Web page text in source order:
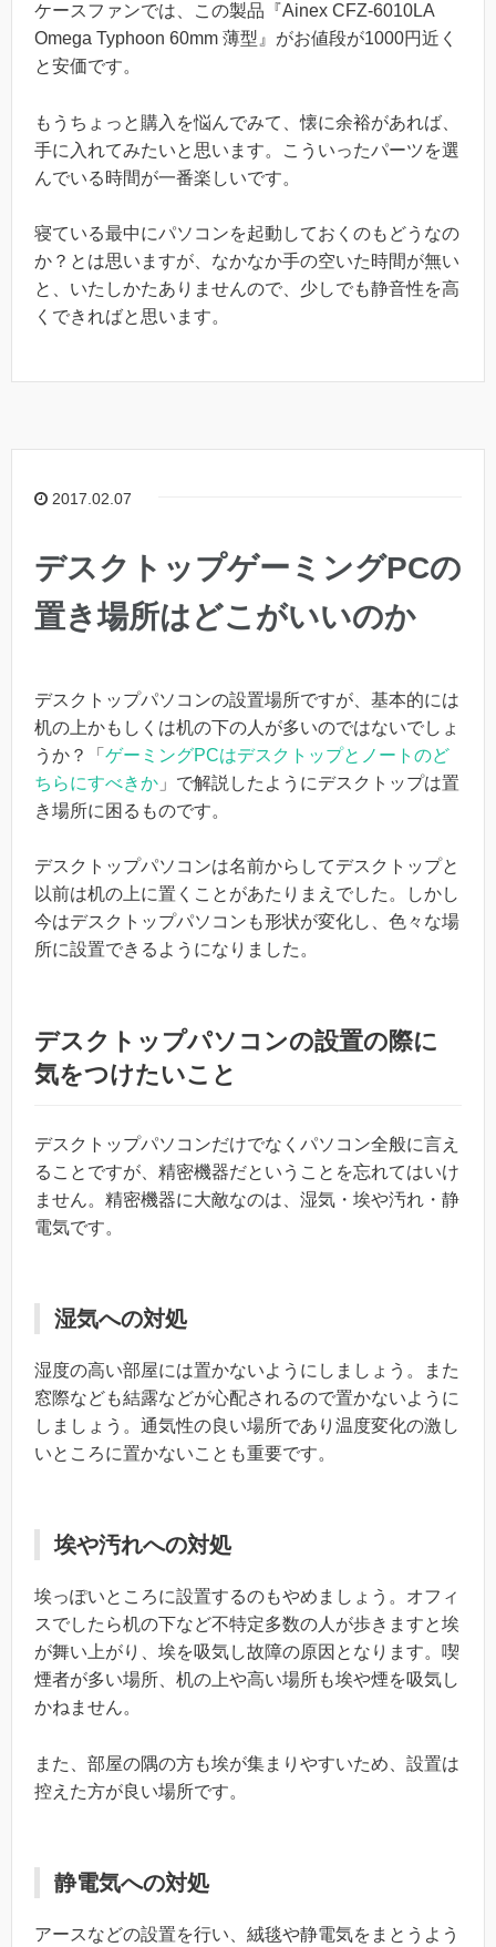
ケースファンでは、この製品『Ainex CFZ-6010LA
Omega Typhoon 60mm 薄型』がお値段が1000円近く
と安価です。
もうちょっと購入を悩んでみて、懐に余裕があれば、
手に入れてみたいと思います。こういったパーツを選
んでいる時間が一番楽しいです。
寝ている最中にパソコンを起動しておくのもどうなの
か？とは思いますが、なかなか手の空いた時間が無い
と、いたしかたありませんので、少しでも静音性を高
くできればと思います。
2017.02.07
デスクトップゲーミングPCの
置き場所はどこがいいのか
デスクトップパソコンの設置場所ですが、基本的には
机の上かもしくは机の下の人が多いのではないでしょ
うか？「 ゲーミングPCはデスクトップとノートのど
ちらにすべきか 」で解説したようにデスクトップは置
き場所に困るものです。
デスクトップパソコンは名前からしてデスクトップと
以前は机の上に置くことがあたりまえでした。しかし
今はデスクトップパソコンも形状が変化し、色々な場
所に設置できるようになりました。
デスクトップパソコンの設置の際に
気をつけたいこと
デスクトップパソコンだけでなくパソコン全般に言え
ることですが、精密機器だということを忘れてはいけ
ません。精密機器に大敵なのは、湿気・埃や汚れ・静
電気です。
湿気への対処
湿度の高い部屋には置かないようにしましょう。また
窓際なども結露などが心配されるので置かないように
しましょう。通気性の良い場所であり温度変化の激し
いところに置かないことも重要です。
埃や汚れへの対処
埃っぽいところに設置するのもやめましょう。オフィ
スでしたら机の下など不特定多数の人が歩きますと埃
が舞い上がり、埃を吸気し故障の原因となります。喫
煙者が多い場所、机の上や高い場所も埃や煙を吸気し
かねません。
また、部屋の隅の方も埃が集まりやすいため、設置は
控えた方が良い場所です。
静電気への対処
アースなどの設置を行い、絨毯や静電気をまとうよう